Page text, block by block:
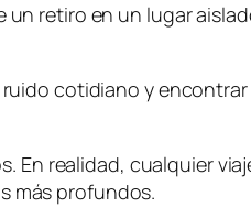
retiro en un lugar
cotidiano y
En realidad, cualquier
más profundos.